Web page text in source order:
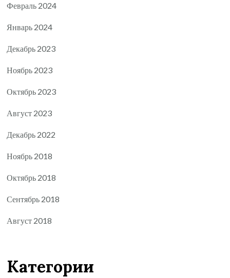
Февраль 2024
Январь 2024
Декабрь 2023
Ноябрь 2023
Октябрь 2023
Август 2023
Декабрь 2022
Ноябрь 2018
Октябрь 2018
Сентябрь 2018
Август 2018
Категории